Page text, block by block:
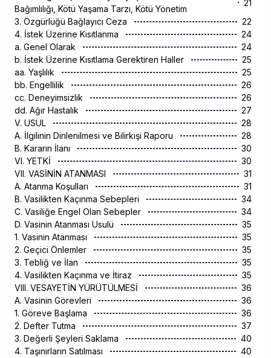
Bağımlılığı, Kötü Yaşama Tarzı, Kötü Yönetim
21
3. Özgürlüğü Bağlayıcı Ceza
22
4. İstek Üzerine Kısıtlanma
24
a. Genel Olarak
24
b. İstek Üzerine Kısıtlama Gerektiren Haller
25
aa. Yaşlılık
25
bb. Engellilik
26
cc. Deneyimsizlik
26
dd. Ağır Hastalık
27
V. USUL
28
A. İlgilinin Dinlenilmesi ve Bilirkişi Raporu
28
B. Kararın İlanı
30
VI. YETKİ
30
VII. VASİNİN ATANMASI
31
A. Atanma Koşulları
31
B. Vasilikten Kaçınma Sebepleri
34
C. Vasiliğe Engel Olan Sebepler
34
D. Vasinin Atanması Usulü
35
1. Vasinin Atanması
35
2. Geçici Önlemler
35
3. Tebliğ ve İlan
35
4. Vasilikten Kaçınma ve İtiraz
35
VIII. VESAYETİN YÜRÜTÜLMESİ
36
A. Vasinin Görevleri
36
1. Göreve Başlama
36
2. Defter Tutma
37
3. Değerli Şeyleri Saklama
40
4. Taşınırların Satılması
40